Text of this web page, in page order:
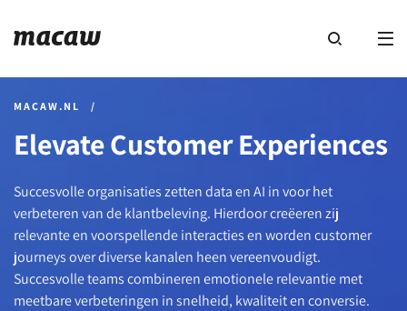
MACAW.NL /
Elevate Customer Experiences
Succesvolle organisaties zetten data en AI in voor het
verbeteren van de klantbeleving. Hierdoor creëeren zij
relevante en voorspellende interacties en worden customer
journeys over diverse kanalen heen vereenvoudigt.
Succesvolle teams combineren emotionele relevantie met
meetbare verbeteringen in snelheid, kwaliteit en conversie.